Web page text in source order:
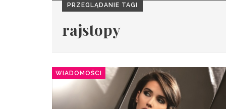
PRZEGLĄDANIE TAGI
rajstopy
WIADOMOŚCI